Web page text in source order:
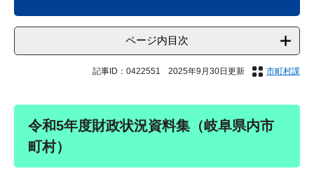
ページ内目次
記事ID：0422551 2025年9月30日更新 市町村課
令和5年度財政状況資料集（岐阜県内市
町村）